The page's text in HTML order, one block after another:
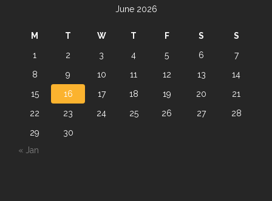
June 2026
M T W T F S
S
1
2 3 4 5 6
7
8
9 10 11 12 13
14
15
16 17 18 19 20
21
22
23 24 25 26 27
28
29
30
« Jan